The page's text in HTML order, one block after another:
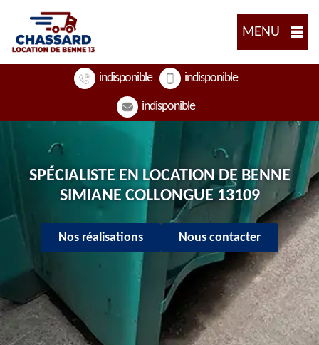
MENU
indisponible indisponible
indisponible
SPÉCIALISTE EN LOCATION DE BENNE
SIMIANE COLLONGUE 13109
Nos réalisations Nous contacter